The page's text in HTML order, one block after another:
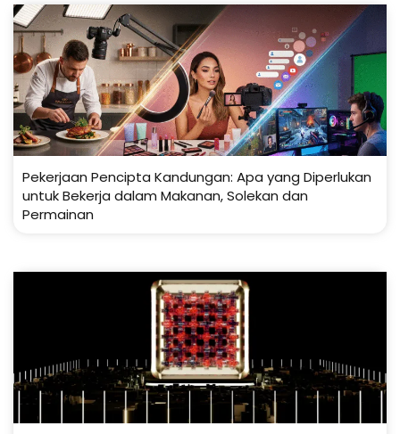
Pekerjaan Pencipta Kandungan: Apa yang Diperlukan
untuk Bekerja dalam Makanan, Solekan dan
Permainan